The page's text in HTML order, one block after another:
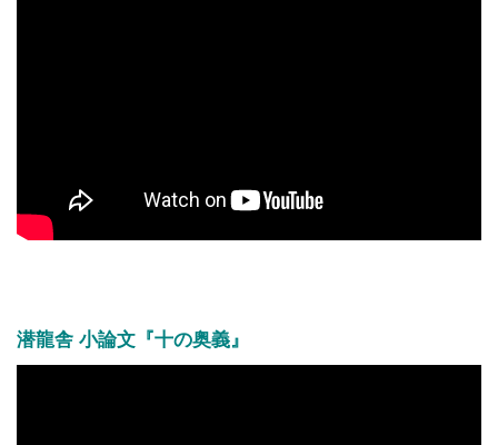
潜龍舎 小論文『十の奥義』